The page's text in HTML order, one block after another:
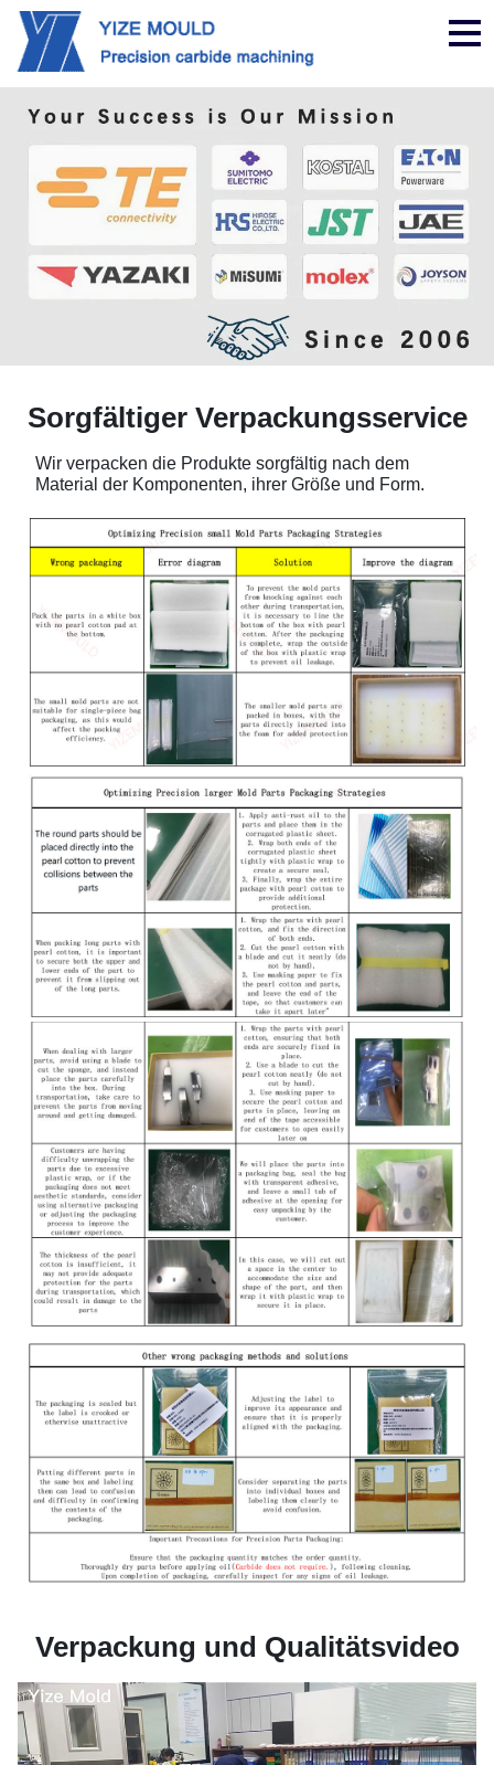
Sorgfältiger Verpackungsservice
Wir verpacken die Produkte sorgfältig nach dem
Material der Komponenten, ihrer Größe und Form.
Verpackung und Qualitätsvideo